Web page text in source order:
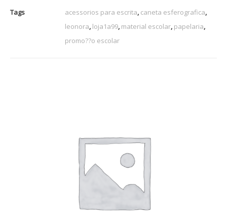
Tags
acessorios para escrita, caneta esferografica,
leonora, loja1a99, material escolar, papelaria,
promo??o escolar